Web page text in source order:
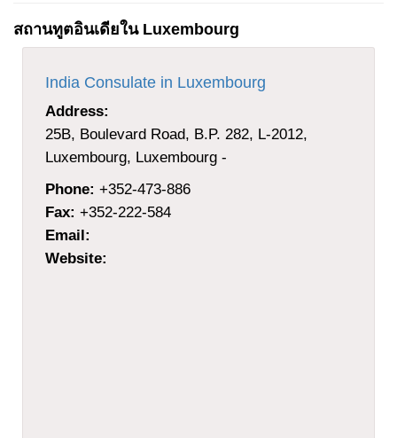
สถานทูตอินเดียใน Luxembourg
India Consulate in Luxembourg
Address:
25B, Boulevard Road, B.P. 282, L-2012,
Luxembourg, Luxembourg -
Phone: +352-473-886
Fax: +352-222-584
Email:
Website: